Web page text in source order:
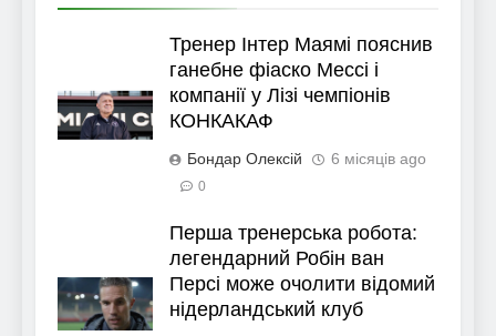
Тренер Інтер Маямі пояснив
ганебне фіаско Мессі і
компанії у Лізі чемпіонів
КОНКАКАФ
Бондар Олексій 6 місяців ago
0
Перша тренерська робота:
легендарний Робін ван
Персі може очолити відомий
нідерландський клуб